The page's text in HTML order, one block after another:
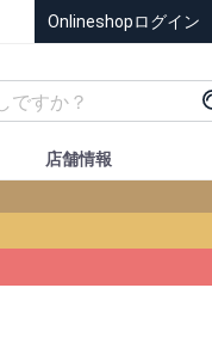
Onlineshopログイン
店舗情報